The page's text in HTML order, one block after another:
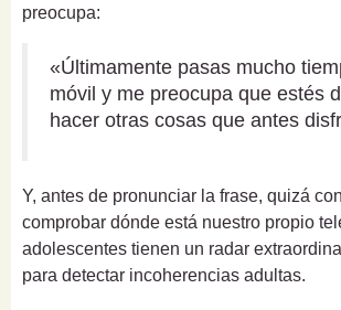
preocupa:
«Últimamente pasas mucho
móvil y me preocupa que estés
hacer otras cosas que antes
Y, antes de pronunciar la frase, quizá
comprobar dónde está nuestro propio
adolescentes tienen un radar
para detectar incoherencias adultas.